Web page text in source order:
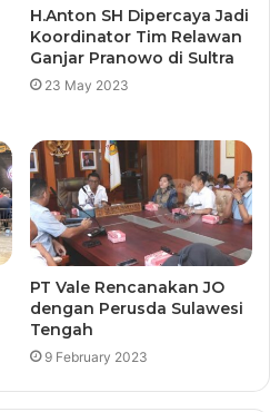
H.Anton SH Dipercaya Jadi
Koordinator Tim Relawan
Ganjar Pranowo di Sultra
23 May 2023
PT Vale Rencanakan JO
dengan Perusda Sulawesi
Tengah
9 February 2023